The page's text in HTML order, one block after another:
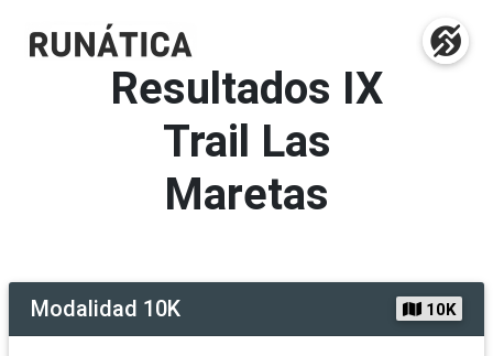
Resultados IX
Trail Las
Maretas
Modalidad 10K 10K